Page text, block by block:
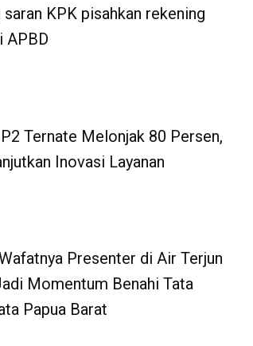
saran KPK pisahkan rekening
APBD
Ternate Melonjak 80 Persen,
Inovasi Layanan
Presenter di Air Terjun
Momentum Benahi Tata
Papua Barat